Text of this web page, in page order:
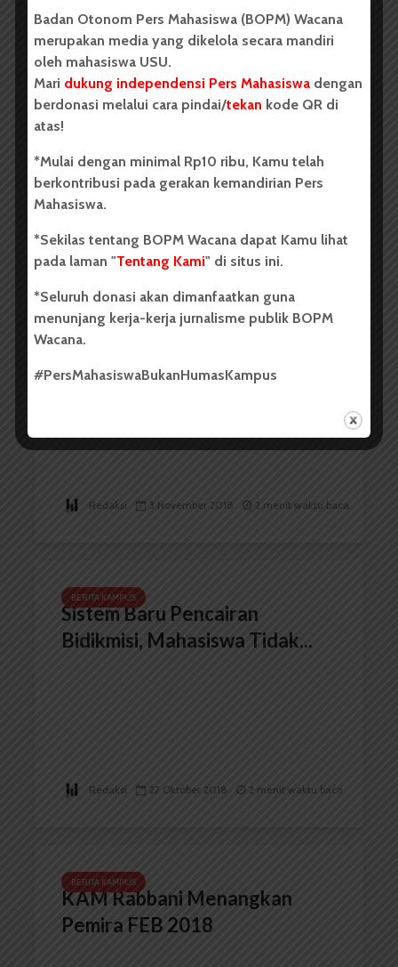
BERITA KAMPUS
FISIP Sabet Semua Kejuaraan
Tenis Meja Piala Rektor
BERITA KAMPUS
FKG Akan Rayakan Dies
Redaksi 3 November 2018 2 menit waktu baca
BERITA KAMPUS
Sistem Baru Pencairan
Bidikmisi, Mahasiswa Tidak...
Redaksi 27 Oktober 2018 2 menit waktu baca
BERITA KAMPUS
KAM Rabbani Menangkan
Pemira FEB 2018
Badan Otonom Pers Mahasiswa (BOPM) Wacana
merupakan media yang dikelola secara mandiri
oleh mahasiswa USU.
Mari dukung independensi Pers Mahasiswa dengan
berdonasi melalui cara pindai/tekan kode QR di
atas!
*Mulai dengan minimal Rp10 ribu, Kamu telah
berkontribusi pada gerakan kemandirian Pers
Mahasiswa.
*Sekilas tentang BOPM Wacana dapat Kamu lihat
pada laman "Tentang Kami" di situs ini.
*Seluruh donasi akan dimanfaatkan guna
menunjang kerja-kerja jurnalisme publik BOPM
Wacana.
#PersMahasiswaBukanHumasKampus